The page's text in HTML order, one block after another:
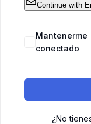
Continue with
Mantenerme
conectado
¿No